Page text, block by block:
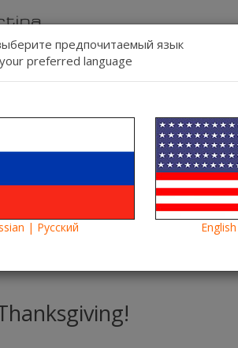
предпочитаемый язык
preferred language
| Русский